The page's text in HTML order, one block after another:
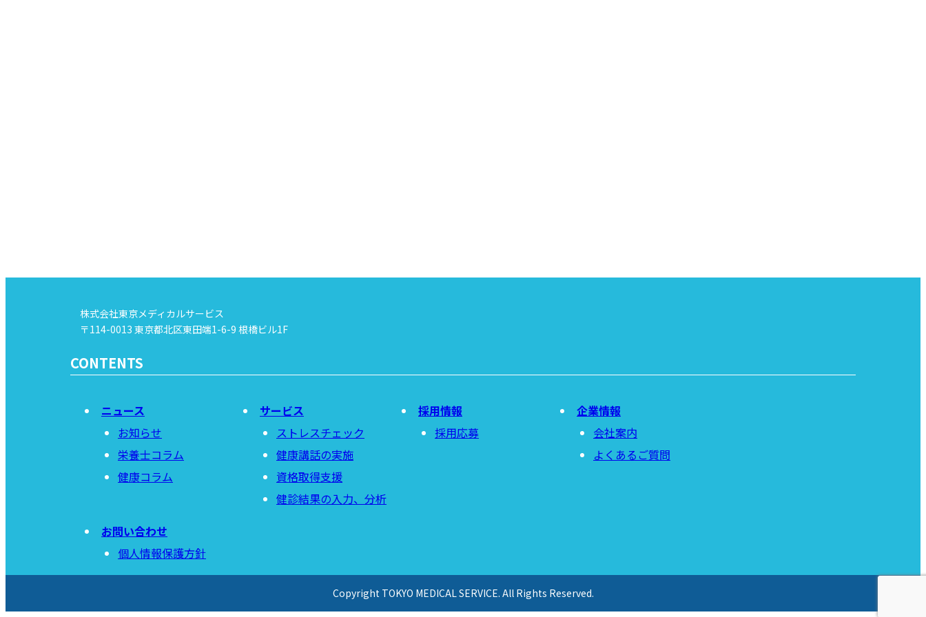
株式会社東京メディカルサービス
〒114-0013 東京都北区東田端1-6-9 根橋ビル1F
CONTENTS
ニュース
お知らせ
栄養士コラム
健康コラム
サービス
ストレスチェック
健康講話の実施
資格取得支援
健診結果の入力、分析
採用情報
採用応募
企業情報
会社案内
よくあるご質問
お問い合わせ
個人情報保護方針
Copyright TOKYO MEDICAL SERVICE. All Rights Reserved.